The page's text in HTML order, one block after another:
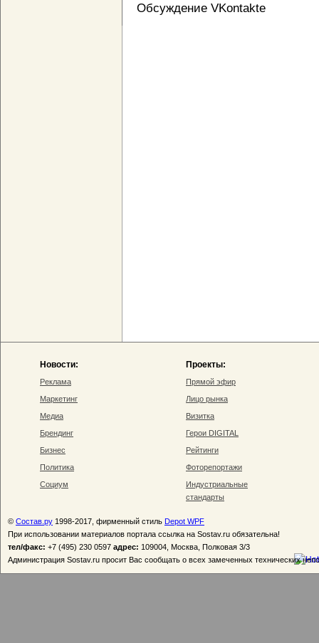
Обсуждение VKontakte
Новости:
Реклама
Маркетинг
Медиа
Брендинг
Бизнес
Политика
Социум
Проекты:
Прямой эфир
Лицо рынка
Визитка
Герои DIGITAL
Рейтинги
Фоторепортажи
Индустриальные
стандарты
© Состав.ру 1998-2017, фирменный стиль Depot WPF
При использовании материалов портала ссылка на Sostav.ru обязательна!
тел/факс: +7 (495) 230 0597 адрес: 109004, Москва, Полковая 3/3
Администрация Sostav.ru просит Вас сообщать о всех замеченных технических